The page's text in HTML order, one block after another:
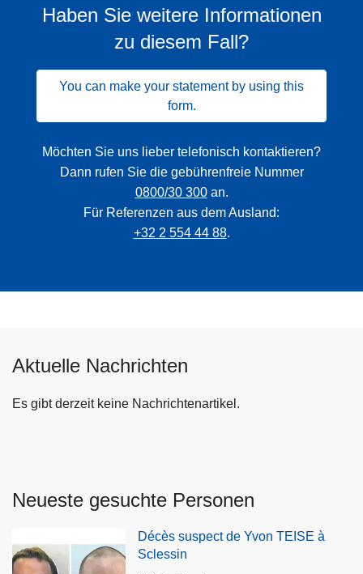
Haben Sie weitere Informationen
zu diesem Fall?
You can make your statement by using this
form.
Möchten Sie uns lieber telefonisch kontaktieren?
Dann rufen Sie die gebührenfreie Nummer
0800/30 300an.
Für Referenzen aus dem Ausland:
+32 2 554 44 88.
Aktuelle Nachrichten
Es gibt derzeit keine Nachrichtenartikel.
Neueste gesuchte Personen
Décès suspect de Yvon TEISE à
Sclessin